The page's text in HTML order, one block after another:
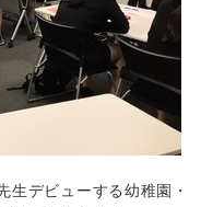
生デビューする幼稚園・